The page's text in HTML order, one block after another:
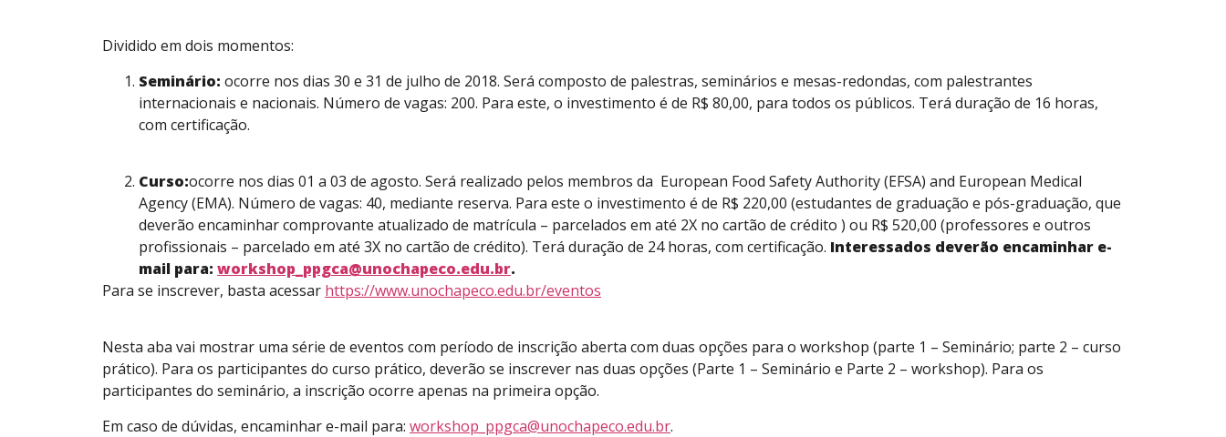
Dividido em dois momentos:
Seminário: ocorre nos dias 30 e 31 de julho de 2018. Será composto de palestras, seminários e mesas-redondas, com palestrantes
internacionais e nacionais. Número de vagas: 200. Para este, o investimento é de R$ 80,00, para todos os públicos. Terá duração de 16 horas,
com certificação.
Curso:ocorre nos dias 01 a 03 de agosto. Será realizado pelos membros da European Food Safety Authority (EFSA) and European Medical
Agency (EMA). Número de vagas: 40, mediante reserva. Para este o investimento é de R$ 220,00 (estudantes de graduação e pós-graduação, que
deverão encaminhar comprovante atualizado de matrícula – parcelados em até 2X no cartão de crédito ) ou R$ 520,00 (professores e outros
profissionais – parcelado em até 3X no cartão de crédito). Terá duração de 24 horas, com certificação. Interessados deverão encaminhar e-
mail para: workshop_ppgca@unochapeco.edu.br.
Para se inscrever, basta acessar https://www.unochapeco.edu.br/eventos
Nesta aba vai mostrar uma série de eventos com período de inscrição aberta com duas opções para o workshop (parte 1 – Seminário; parte 2 – curso
prático). Para os participantes do curso prático, deverão se inscrever nas duas opções (Parte 1 – Seminário e Parte 2 – workshop). Para os
participantes do seminário, a inscrição ocorre apenas na primeira opção.
Em caso de dúvidas, encaminhar e-mail para: workshop_ppgca@unochapeco.edu.br.